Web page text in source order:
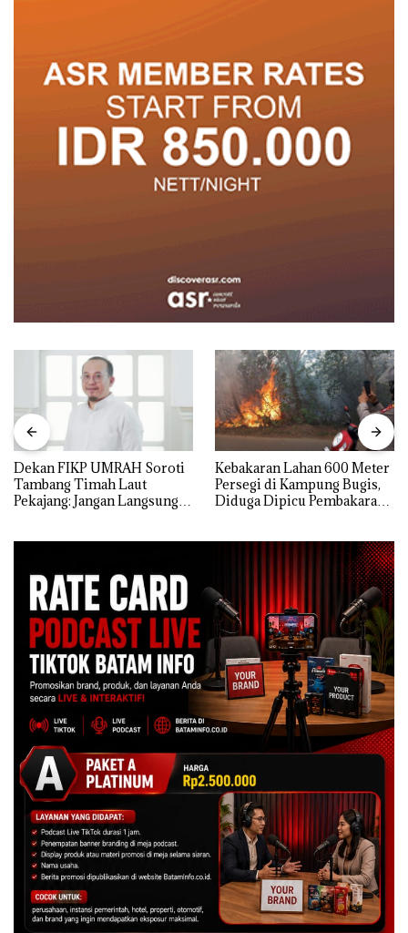
Dekan FIKP UMRAH Soroti
Tambang Timah Laut
Pekajang: Jangan Langsung
Kebakaran Lahan 600 Meter
Persegi di Kampung Bugis,
Diduga Dipicu Pembakaran